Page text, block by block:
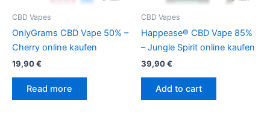
CBD Vapes
OnlyGrams CBD Vape 50% –
Cherry online kaufen
19,90€
Read more
CBD Vapes
Happease® CBD Vape 85%
– Jungle Spirit online kaufen
39,90€
Add to cart